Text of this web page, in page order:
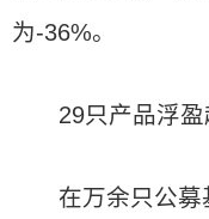
为-36%。
29只产品浮
在万余只公